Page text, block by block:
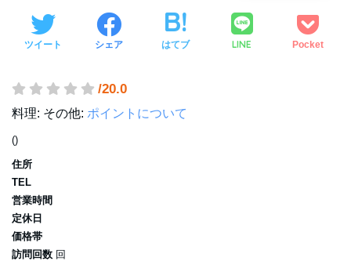
ツイート シェア はてブ LINE Pocket
/20.0
料理: その他: ポイントについて
()
住所
TEL
営業時間
定休日
価格帯
訪問回数 回